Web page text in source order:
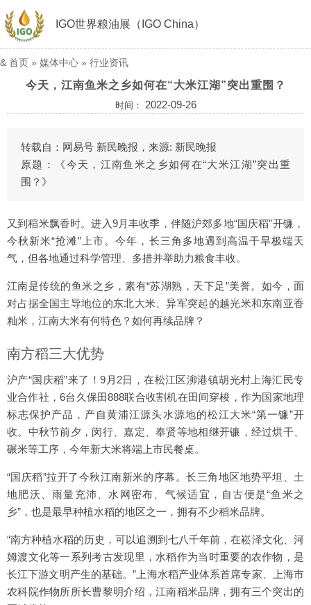
IGO世界粮油展（IGO China）
& 首页 » 媒体中心 » 行业资讯
今天，江南鱼米之乡如何在“大米江湖”突出重围？
时间： 2022-09-26
转载自：网易号 新民晚报，来源: 新民晚报
原题：《今天，江南鱼米之乡如何在“大米江湖”突出重
围？》
又到稻米飘香时。进入9月丰收季，伴随沪郊多地“国庆稻”开镰，
今秋新米“抢滩”上市。今年，长三角多地遇到高温干旱极端天
气，但各地通过科学管理、多措并举助力粮食丰收。
江南是传统的鱼米之乡，素有“苏湖熟，天下足”美誉。如今，面
对占据全国主导地位的东北大米、异军突起的越光米和东南亚香
籼米，江南大米有何特色？如何再续品牌？
南方稻三大优势
沪产“国庆稻”来了！9月2日，在松江区泖港镇胡光村上海汇民专
业合作社，6台久保田888联合收割机在田间穿梭，作为国家地理
标志保护产品，产自黄浦江源头水源地的松江大米“第一镰”开
收。中秋节前夕，闵行、嘉定、奉贤等地相继开镰，经过烘干、
碾米等工序，今年新大米将端上市民餐桌。
“国庆稻”拉开了今秋江南新米的序幕。长三角地区地势平坦、土
地肥沃、雨量充沛、水网密布、气候适宜，自古便是“鱼米之
乡”，也是最早种植水稻的地区之一，拥有不少稻米品牌。
“南方种植水稻的历史，可以追溯到七八千年前，在崧泽文化、河
姆渡文化等一系列考古发现里，水稻作为当时重要的农作物，是
长江下游文明产生的基础。”上海水稻产业体系首席专家、上海市
农科院作物所所长曹黎明介绍，江南稻米品牌，拥有三个突出的